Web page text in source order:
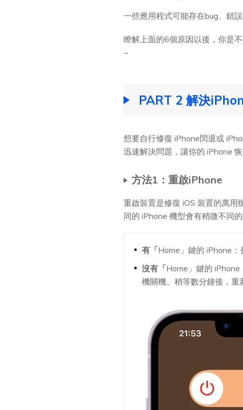
一些應用程式可能存在bug、錯
瞭解上面的6個原因以後，你是
~
PART 2 解決
想要自行修復 iPhone閃退或
迅速解決問題，讓你的 iPhone
方法1：重啟iPhone
重啟裝置是修復 iOS 裝置的萬
同的 iPhone 機型會有稍微不同
有「Home」鍵的 iPhone：
沒有「Home」鍵的
機關機。稍等數分鐘後，重